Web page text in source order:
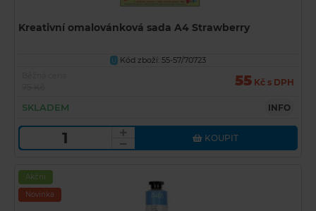
Kreativní omalovánková sada A4 Strawberry
U
Kód zboží: 55-57/70723
55 Kč s DPH
SKLADEM INFO
KOUPIT
Akční
Novinka